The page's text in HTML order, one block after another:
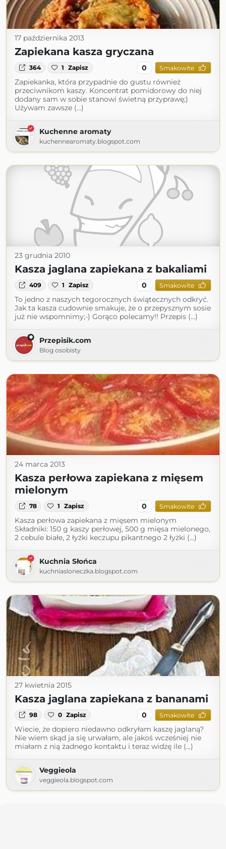
17 października 2013
Zapiekana kasza gryczana
364 1 Zapisz 0 Smakowite
Zapiekanka, która przypadnie do gustu również
przeciwnikom kaszy. Koncentrat pomidorowy do niej
dodany sam w sobie stanowi świetną przyprawę;)
Używam zawsze (...)
Kuchenne aromaty
kuchennearomaty.blogspot.com
23 grudnia 2010
Kasza jaglana zapiekana z bakaliami
409 1 Zapisz 0 Smakowite
To jedno z naszych tegorocznych świątecznych odkryć.
Jak ta kasza cudownie smakuje, że o przepysznym sosie
już nie wspomnimy;-) Gorąco polecamy!! Przepis (...)
Przepisik.com
Blog osobisty
24 marca 2013
Kasza perłowa zapiekana z mięsem
mielonym
78 1 Zapisz 0 Smakowite
Kasza perłowa zapiekana z mięsem mielonym
Składniki: 150 g kaszy perłowej, 500 g mięsa mielonego,
2 cebule białe, 2 łyżki keczupu pikantnego 2 łyżki (...)
Kuchnia Słońca
kuchniasloneczka.blogspot.com
27 kwietnia 2015
Kasza jaglana zapiekana z bananami
98 0 Zapisz 0 Smakowite
Wiecie, że dopiero niedawno odkryłam kaszę jaglaną?
Nie wiem skąd ja się urwałam, ale jakoś wcześniej nie
miałam z nią żadnego kontaktu i teraz widzę ile (...)
Veggieola
veggieola.blogspot.com